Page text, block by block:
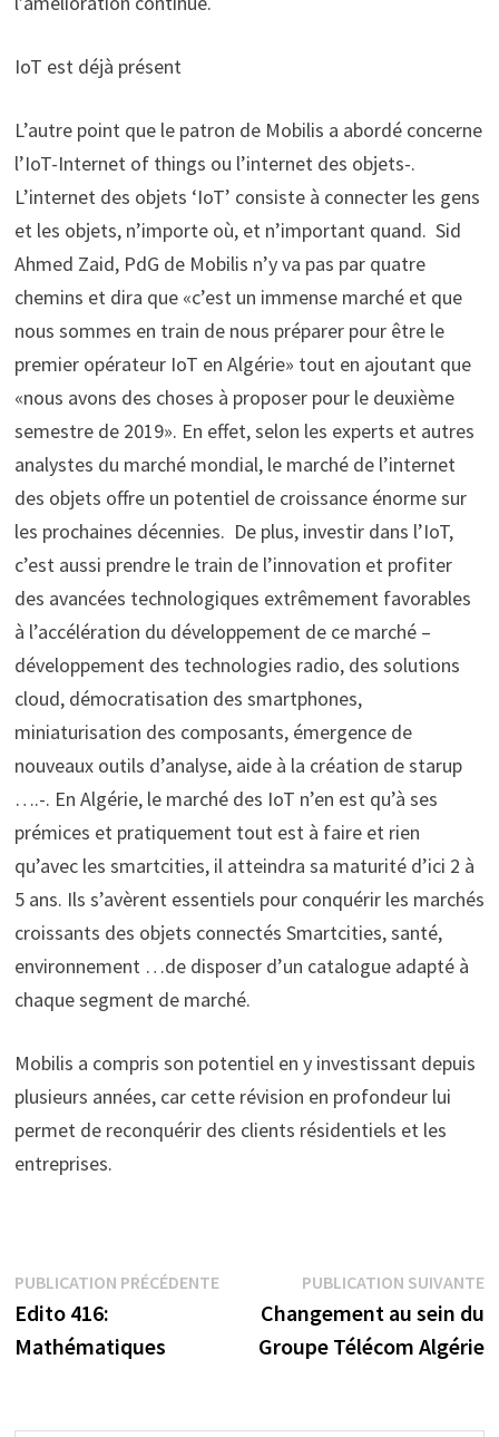
IoT est déjà présent
L’autre point que le patron de Mobilis a abordé concerne
l’IoT-Internet of things ou l’internet des objets-.
L’internet des objets ‘IoT’ consiste à connecter les gens
et les objets, n’importe où, et n’important quand. Sid
Ahmed Zaid, PdG de Mobilis n’y va pas par quatre
chemins et dira que «c’est un immense marché et que
nous sommes en train de nous préparer pour être le
premier opérateur IoT en Algérie» tout en ajoutant que
«nous avons des choses à proposer pour le deuxième
semestre de 2019». En effet, selon les experts et autres
analystes du marché mondial, le marché de l’internet
des objets offre un potentiel de croissance énorme sur
les prochaines décennies. De plus, investir dans l’IoT,
c’est aussi prendre le train de l’innovation et profiter
des avancées technologiques extrêmement favorables
à l’accélération du développement de ce marché –
développement des technologies radio, des solutions
cloud, démocratisation des smartphones,
miniaturisation des composants, émergence de
nouveaux outils d’analyse, aide à la création de starup
….-. En Algérie, le marché des IoT n’en est qu’à ses
prémices et pratiquement tout est à faire et rien
qu’avec les smartcities, il atteindra sa maturité d’ici 2 à
5 ans. Ils s’avèrent essentiels pour conquérir les marchés
croissants des objets connectés Smartcities, santé,
environnement …de disposer d’un catalogue adapté à
chaque segment de marché.
Mobilis a compris son potentiel en y investissant depuis
plusieurs années, car cette révision en profondeur lui
permet de reconquérir des clients résidentiels et les
entreprises.
Navigation
de
PUBLICATION PRÉCÉDENTEPublication
précédente :
Edito 416:
Mathématiques
PUBLICATION SUIVANTE
Changement au sein du
Groupe Télécom Algérie